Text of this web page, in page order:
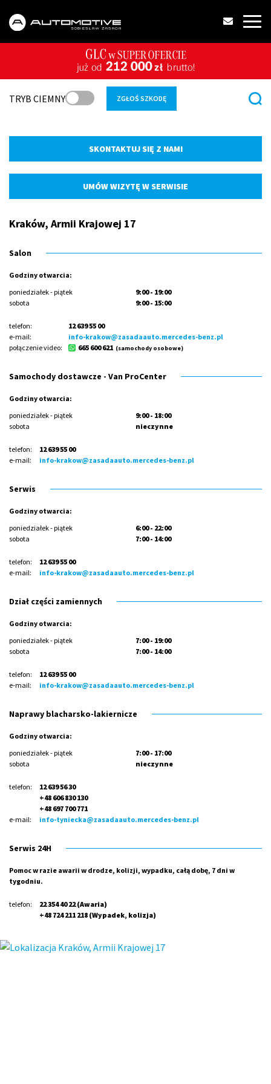
TRYB CIEMNY ZGŁOŚ SZKODĘ
SKONTAKTUJ SIĘ Z NAMI
UMÓW WIZYTĘ W SERWISIE
Kraków, Armii Krajowej 17
Salon
Godziny otwarcia:
poniedziałek - piątek
9:00 - 19:00
sobota
9:00 - 15:00
telefon:
12 639 55 00
e-mail:
info-krakow@zasadaauto.mercedes-benz.pl
połączenie video:
665 600 621 (samochody osobowe)
Samochody dostawcze - Van ProCenter
Godziny otwarcia:
poniedziałek - piątek
9:00 - 18:00
sobota
nieczynne
telefon:
12 639 55 00
e-mail:
info-krakow@zasadaauto.mercedes-benz.pl
Serwis
Godziny otwarcia:
poniedziałek - piątek
6:00 - 22:00
sobota
7:00 - 14:00
telefon:
12 639 55 00
e-mail:
info-krakow@zasadaauto.mercedes-benz.pl
Dział części zamiennych
Godziny otwarcia:
poniedziałek - piątek
7:00 - 19:00
sobota
7:00 - 14:00
telefon:
12 639 55 00
e-mail:
info-krakow@zasadaauto.mercedes-benz.pl
Naprawy blacharsko-lakiernicze
Godziny otwarcia:
poniedziałek - piątek
7:00 - 17:00
sobota
nieczynne
telefon:
12 639 56 30
+48 606 830 130
+48 697 700 771
e-mail:
info-tyniecka@zasadaauto.mercedes-benz.pl
Serwis 24H
Pomoc w razie awarii w drodze, kolizji, wypadku, całą dobę, 7 dni w
tygodniu.
telefon: 22 354 40 22(Awaria)
+48 724 211 218 (Wypadek, kolizja)